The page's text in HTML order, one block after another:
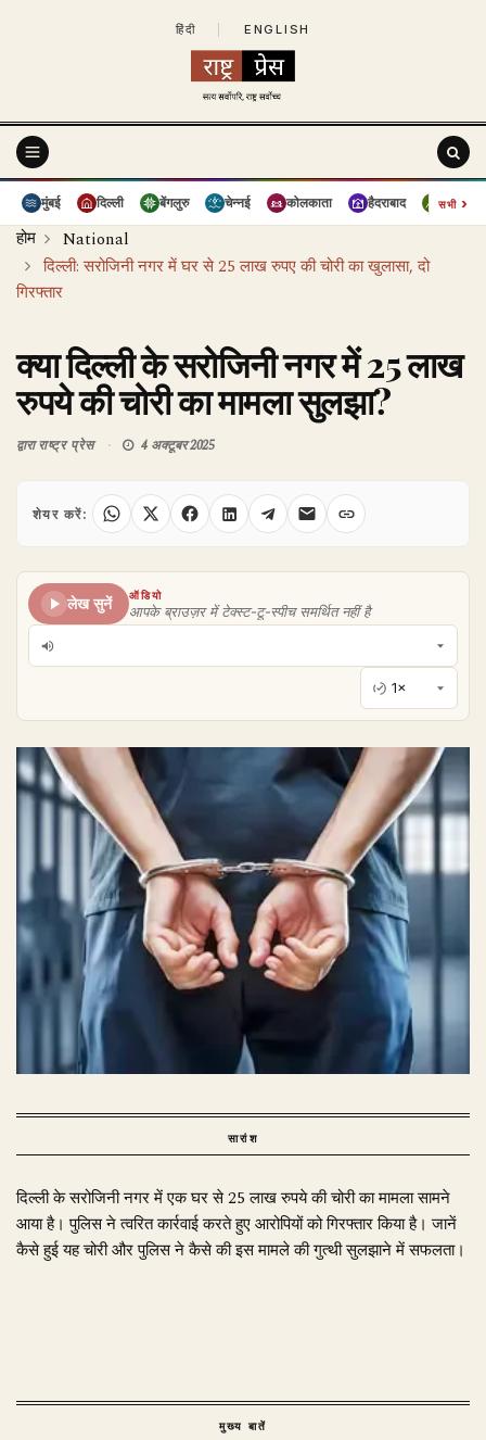
हिंदी ENGLISH
मुंबई दिल्ली बेंगलुरु चेन्नई कोलकाता हैदराबाद पुणे
सभी›
होम
National
दिल्ली: सरोजिनी नगर में घर से 25 लाख रुपए की चोरी का खुलासा, दो
गिरफ्तार
क्या दिल्ली के सरोजिनी नगर में 25 लाख
रुपये की चोरी का मामला सुलझा?
द्वाराराष्ट्र प्रेस 4 अक्टूबर 2025
शेयर करें:
लेख सुनें
ऑडियो
आपके ब्राउज़र में टेक्स्ट-टू-स्पीच समर्थित नहीं है
सारांश
दिल्ली के सरोजिनी नगर में एक घर से 25 लाख रुपये की चोरी का मामला सामने
आया है। पुलिस ने त्वरित कार्रवाई करते हुए आरोपियों को गिरफ्तार किया है। जानें
कैसे हुई यह चोरी और पुलिस ने कैसे की इस मामले की गुत्थी सुलझाने में सफलता।
मुख्य बातें